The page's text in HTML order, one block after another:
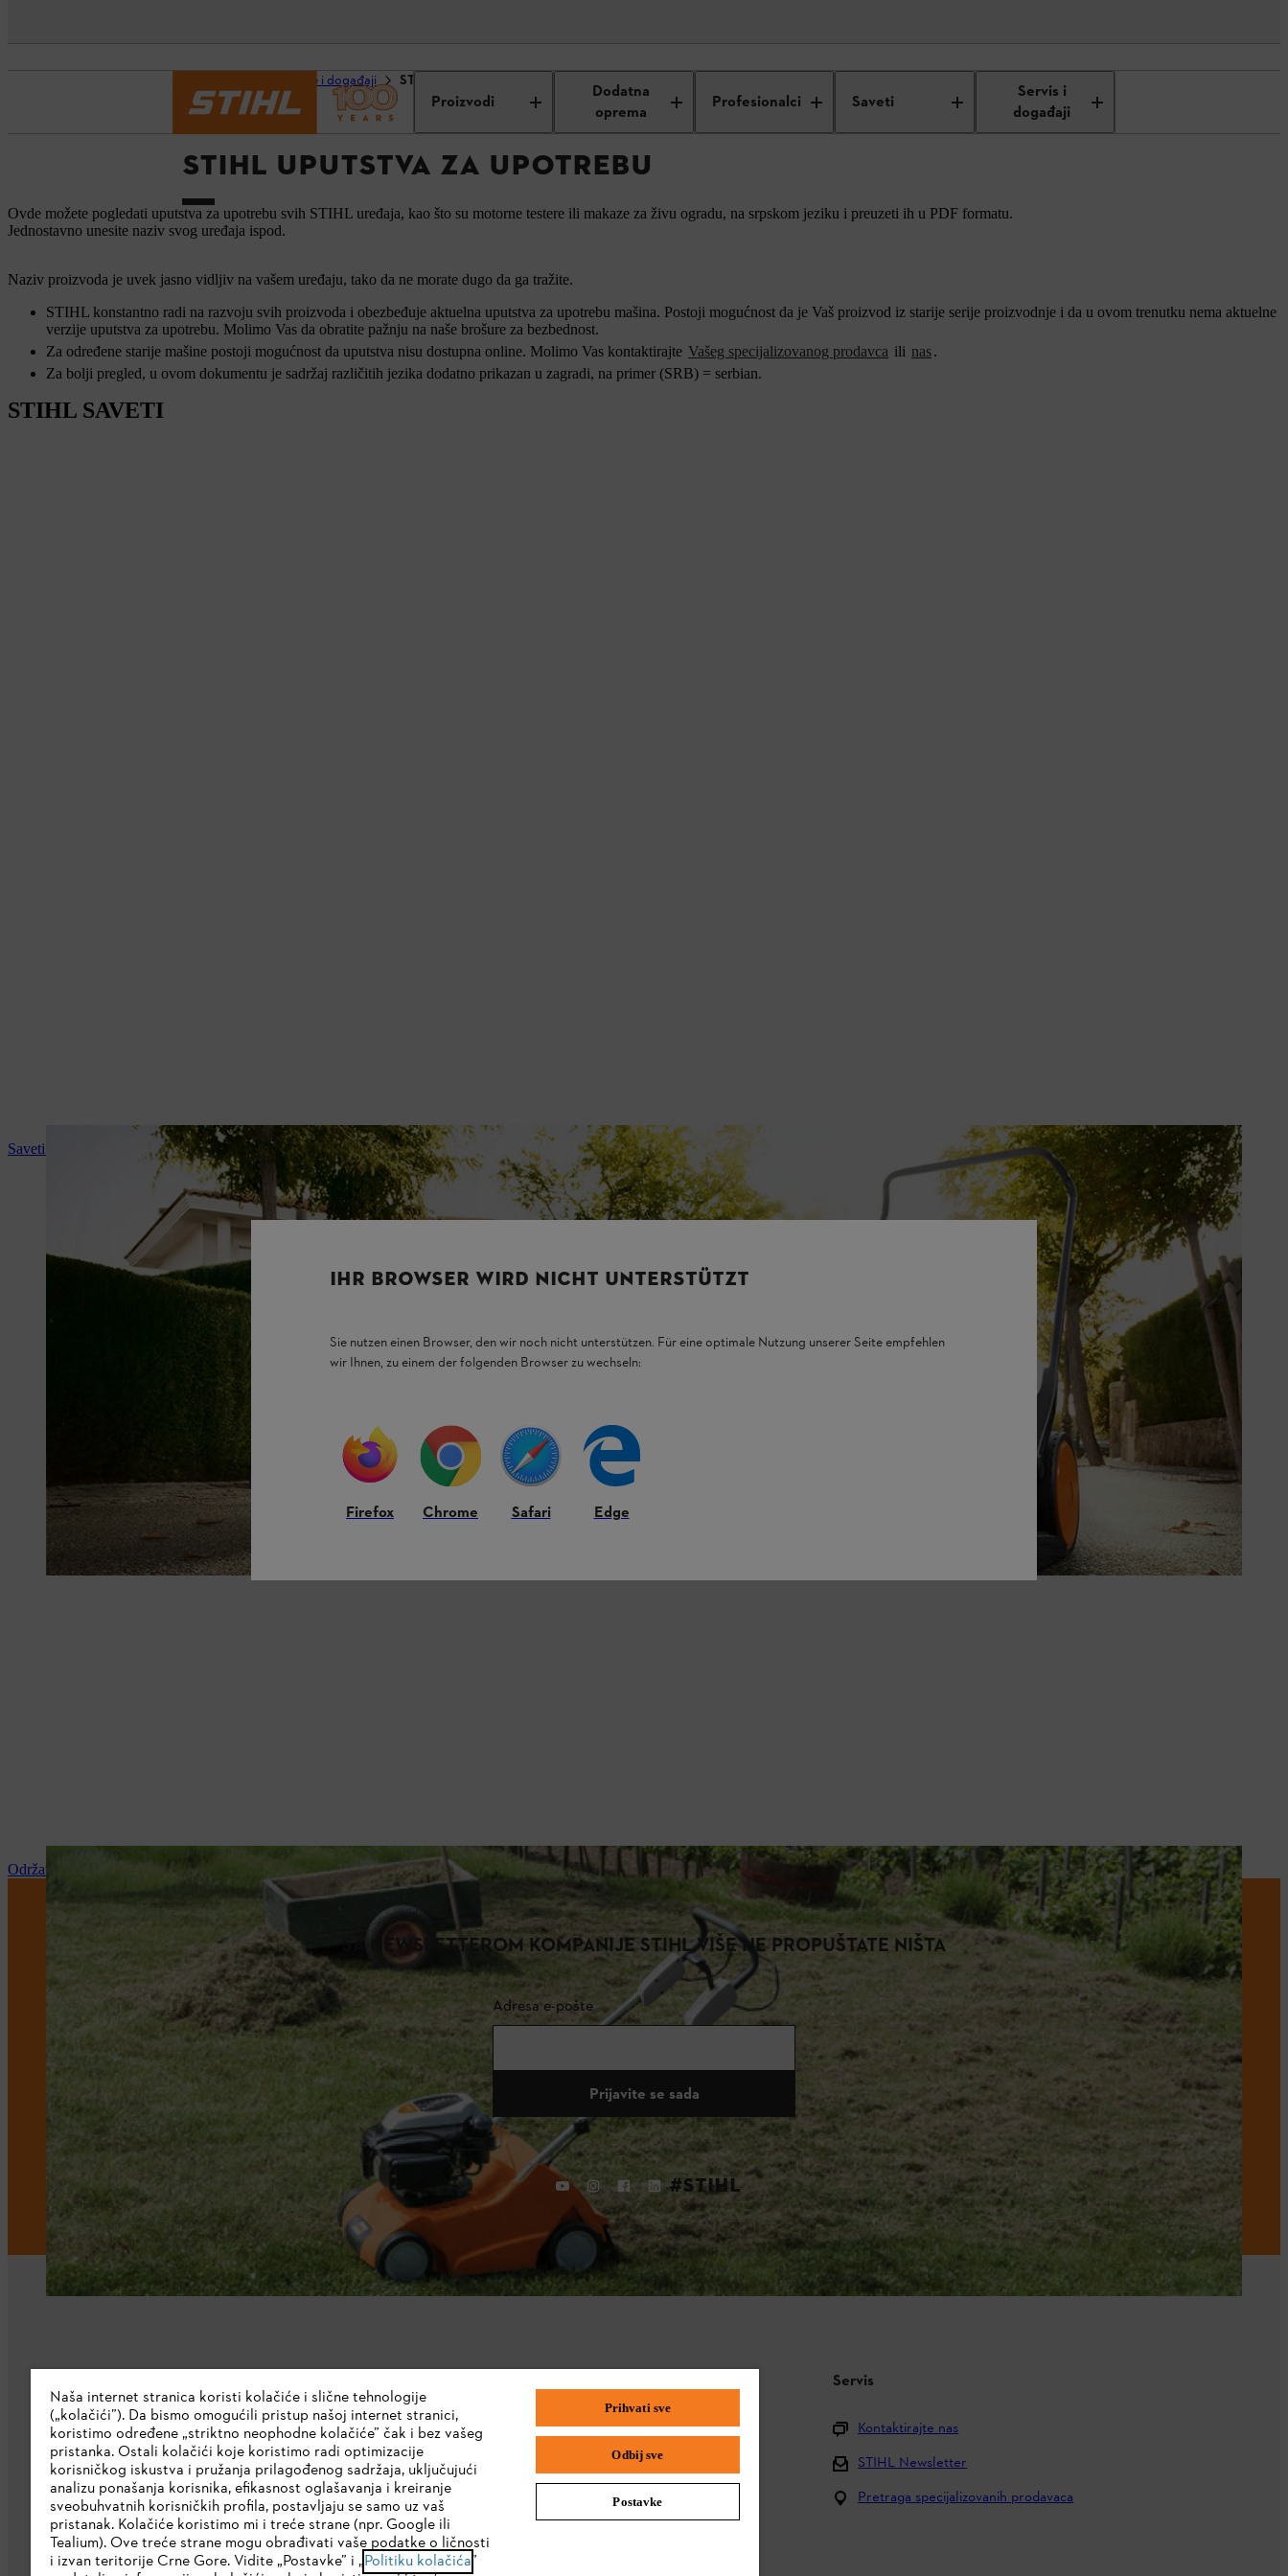
Proizvodi
Dodatna
oprema
Profesionalci Saveti
Servis i
događaji
Usluge i događaji STIHL uputstva za upotrebu
STIHL UPUTSTVA ZA UPOTREBU
Ovde možete pogledati uputstva za upotrebu svih STIHL uređaja, kao što su motorne testere ili makaze za živu ogradu, na srpskom jeziku i preuzeti ih u PDF formatu.
Jednostavno unesite naziv svog uređaja ispod.
Naziv proizvoda je uvek jasno vidljiv na vašem uređaju, tako da ne morate dugo da ga tražite.
STIHL konstantno radi na razvoju svih proizvoda i obezbeđuje aktuelna uputstva za upotrebu mašina. Postoji mogućnost da je Vaš proizvod iz starije serije proizvodnje i da u ovom trenutku nema aktuelne
verzije uputstva za upotrebu. Molimo Vas da obratite pažnju na naše brošure za bezbednost.
Za određene starije mašine postoji mogućnost da uputstva nisu dostupna online. Molimo Vas kontaktirajte Vašeg specijalizovanog prodavca ili nas.
Za bolji pregled, u ovom dokumentu je sadržaj različitih jezika dodatno prikazan u zagradi, na primer (SRB) = serbian.
STIHL SAVETI
Saveti i upustva za upotrebu
Održavanje i popravka
SA NEWSLETTEROM KOMPANIJE STIHL VIŠE NE PROPUŠTATE NIŠTA
Adresa e-pošte
Prijavite se sada
#STIHL
O nama
Preuzmite katalog
STIHL Etička linija
Korporativna stranica
Pitanja o asortimanu
Uputstva za upotrebu
Servis
Kontaktirajte nas
STIHL Newsletter
Pretraga specijalizovanih prodavaca
IHR BROWSER WIRD NICHT UNTERSTÜTZT
Sie nutzen einen Browser, den wir noch nicht unterstützen. Für eine optimale Nutzung unserer Seite empfehlen
wir Ihnen, zu einem der folgenden Browser zu wechseln:
Firefox Chrome Safari Edge
Naša internet stranica koristi kolačiće i slične tehnologije
(„kolačići”). Da bismo omogućili pristup našoj internet stranici,
koristimo određene „striktno neophodne kolačiće” čak i bez vašeg
pristanka. Ostali kolačići koje koristimo radi optimizacije
korisničkog iskustva i pružanja prilagođenog sadržaja, uključujući
analizu ponašanja korisnika, efikasnost oglašavanja i kreiranje
sveobuhvatnih korisničkih profila, postavljaju se samo uz vaš
pristanak. Kolačiće koristimo mi i treće strane (npr. Google ili
Tealium). Ove treće strane mogu obrađivati vaše podatke o ličnosti
i izvan teritorije Crne Gore. Vidite „Postavke” i „Politiku kolačića”
Prihvati sve
Odbij sve
Postavke